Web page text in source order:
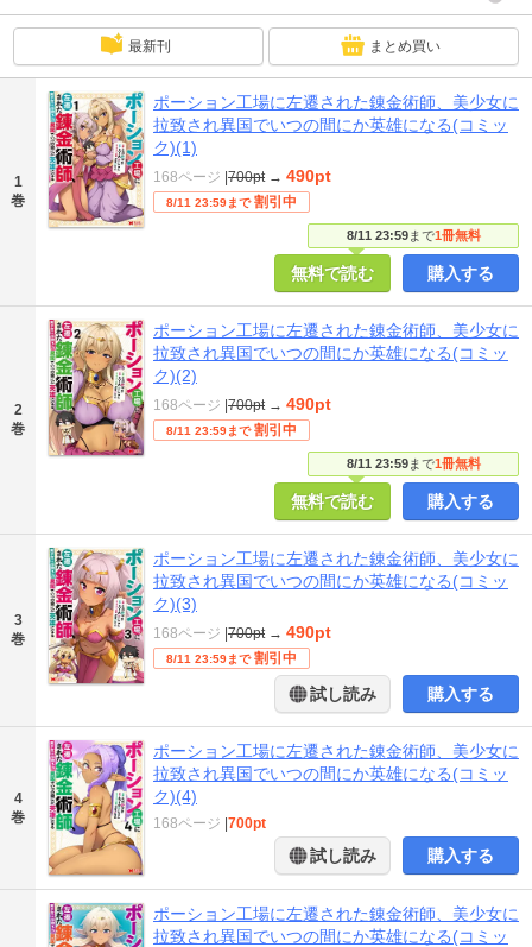
最新刊 まとめ買い
1
巻
ポーション工場に左遷された錬金術師、美少女に
拉致され異国でいつの間にか英雄になる(コミッ
ク)(1)
8/11 23:59まで1冊無料
168ページ |700pt → 490pt
8/11 23:59まで 割引中
無料で読む 購入する
2
巻
ポーション工場に左遷された錬金術師、美少女に
拉致され異国でいつの間にか英雄になる(コミッ
ク)(2)
8/11 23:59まで1冊無料
168ページ |700pt → 490pt
8/11 23:59まで 割引中
無料で読む 購入する
3
巻
ポーション工場に左遷された錬金術師、美少女に
拉致され異国でいつの間にか英雄になる(コミッ
ク)(3)
168ページ |700pt → 490pt
8/11 23:59まで 割引中
試し読み 購入する
4
巻
ポーション工場に左遷された錬金術師、美少女に
拉致され異国でいつの間にか英雄になる(コミッ
ク)(4)
168ページ |700pt
試し読み 購入する
ポーション工場に左遷された錬金術師、美少女に
拉致され異国でいつの間にか英雄になる(コミッ